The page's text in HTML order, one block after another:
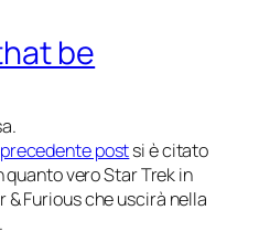
be
precedente postsi è citato
quantoveroStar Trek in
& Furiousche uscirà nella